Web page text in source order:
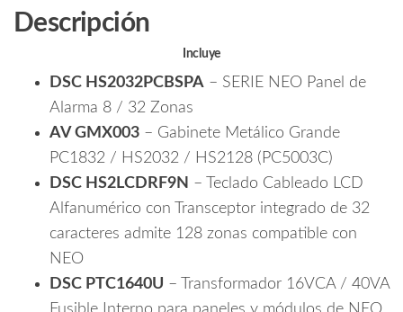
(Starter-
Essentials)
Aplica
para
presencial
cantidad
o
Descripción
Incluye
DSC HS2032PCBSPA – SERIE NEO Panel de
Alarma 8 / 32 Zonas
AV GMX003 – Gabinete Metálico Grande
PC1832 / HS2032 / HS2128 (PC5003C)
DSC HS2LCDRF9N – Teclado Cableado LCD
Alfanumérico con Transceptor integrado de 32
caracteres admite 128 zonas compatible con
NEO
DSC PTC1640U – Transformador 16VCA / 40VA